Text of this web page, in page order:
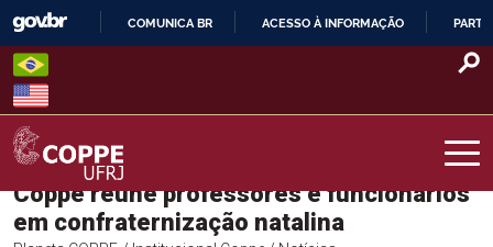
Skip
content
O
COMUNICA BR ACESSO À INFORMAÇÃO
COPPE – UFRJ
Coppe reúne professores e funcionários
em confraternização natalina